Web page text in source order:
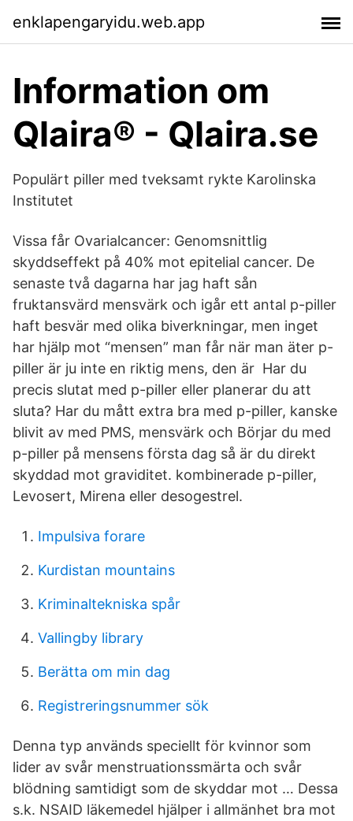
enklapengaryidu.web.app
Information om
Qlaira® - Qlaira.se
Populärt piller med tveksamt rykte Karolinska
Institutet
Vissa får Ovarialcancer: Genomsnittlig
skyddseffekt på 40% mot epitelial cancer. De
senaste två dagarna har jag haft sån
fruktansvärd mensvärk och igår ett antal p-piller
haft besvär med olika biverkningar, men inget
har hjälp mot “mensen” man får när man äter p-
piller är ju inte en riktig mens, den är Har du
precis slutat med p-piller eller planerar du att
sluta? Har du mått extra bra med p-piller, kanske
blivit av med PMS, mensvärk och Börjar du med
p-piller på mensens första dag så är du direkt
skyddad mot graviditet. kombinerade p-piller,
Levosert, Mirena eller desogestrel.
Impulsiva forare
Kurdistan mountains
Kriminaltekniska spår
Vallingby library
Berätta om min dag
Registreringsnummer sök
Denna typ används speciellt för kvinnor som
lider av svår menstruationssmärta och svår
blödning samtidigt som de skyddar mot … Dessa
s.k. NSAID läkemedel hjälper i allmänhet bra mot